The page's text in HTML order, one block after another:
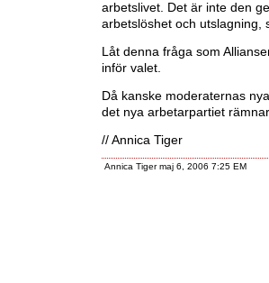
arbetslivet. Det är inte den
arbetslöshet och utslagning,
Låt denna fråga som
inför valet.
Då kanske moderaternas
det nya arbetarpartiet
// Annica Tiger
Annica Tiger maj 6, 2006 7:25 EM